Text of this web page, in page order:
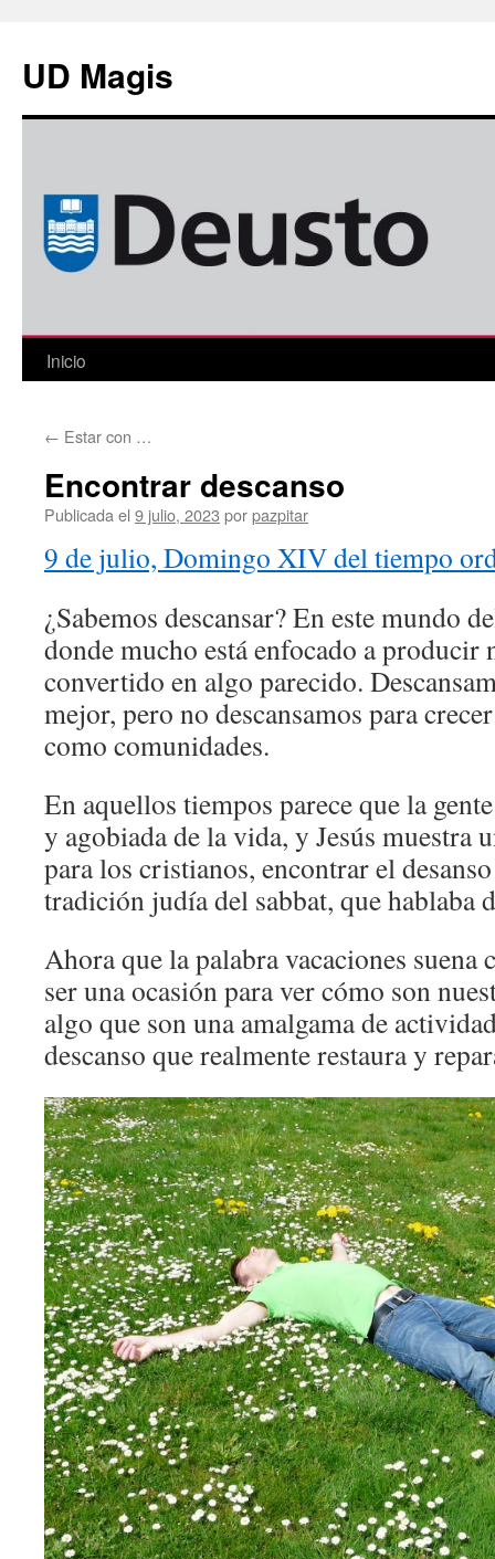
contenido
UD Magis
Inicio
← Estar con …
Encontrar descanso
Publicada el 9 julio, 2023 porpazpitar
9 de julio, Domingo XIV del tiempo
¿Sabemos descansar? En este mundo
donde mucho está enfocado a producir
convertido en algo parecido.
mejor, pero no descansamos para
como comunidades.
En aquellos tiempos parece que la
y agobiada de la vida, y Jesús muestra
para los cristianos, encontrar el
tradición judía del sabbat, que hablaba
Ahora que la palabra vacaciones suena
ser una ocasión para ver cómo son
algo que son una amalgama de
descanso que realmente restaura y